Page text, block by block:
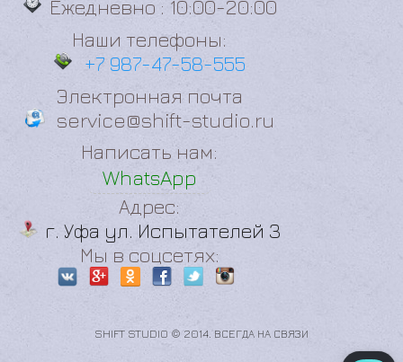
Ежедневно : 10:00-20:00
Наши телефоны:
+7 987-47-58-555
Электронная почта
service@shift-studio.ru
Написать нам:
WhatsApp
Адрес:
г. Уфа ул. Испытателей 3
Мы в соцсетях:
SHIFT STUDIO © 2014. ВСЕГДА НА СВЯЗИ